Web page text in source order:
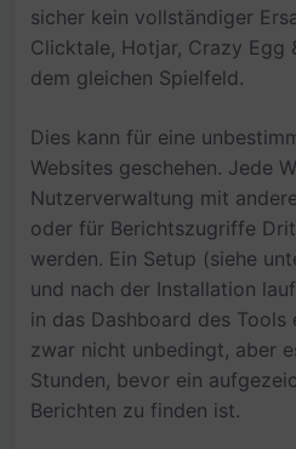
sicher kein vollständiger
Clicktale, Hotjar, Crazy Egg
dem gleichen Spielfeld.
Dies kann für eine
Websites geschehen. Jede
Nutzerverwaltung mit
oder für Berichtszugriffe
werden. Ein Setup (siehe
und nach der Installation
in das Dashboard des
zwar nicht unbedingt, aber
Stunden, bevor ein
Berichten zu finden ist.